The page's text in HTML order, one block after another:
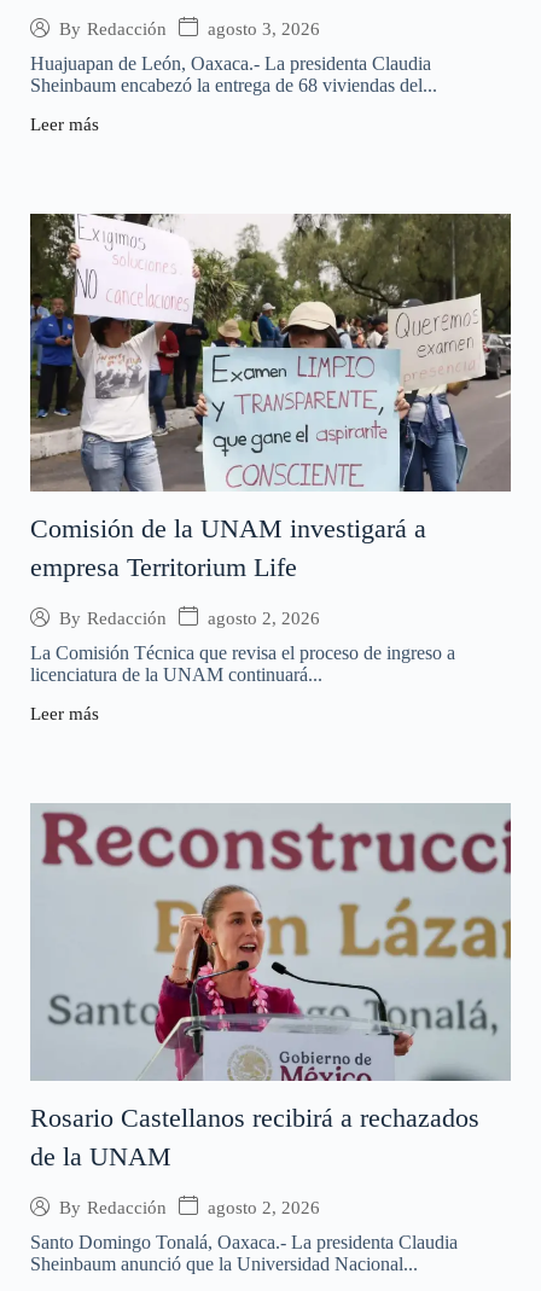
By Redacción agosto 3, 2026
Huajuapan de León, Oaxaca.- La presidenta Claudia
Sheinbaum encabezó la entrega de 68 viviendas del...
Leer más
Comisión de la UNAM investigará a
empresa Territorium Life
By Redacción agosto 2, 2026
La Comisión Técnica que revisa el proceso de ingreso a
licenciatura de la UNAM continuará...
Leer más
Rosario Castellanos recibirá a rechazados
de la UNAM
By Redacción agosto 2, 2026
Santo Domingo Tonalá, Oaxaca.- La presidenta Claudia
Sheinbaum anunció que la Universidad Nacional...